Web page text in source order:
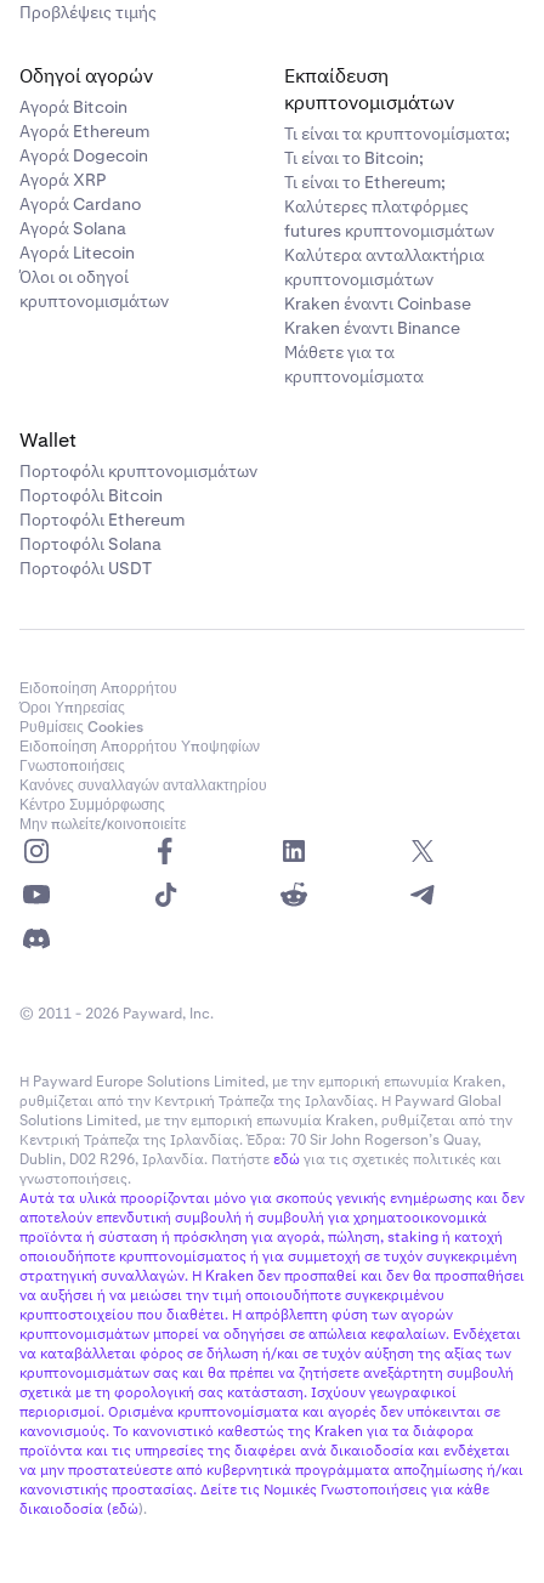
Προβλέψεις τιμής
Οδηγοί αγορών
Αγορά Bitcoin
Αγορά Ethereum
Αγορά Dogecoin
Αγορά XRP
Αγορά Cardano
Αγορά Solana
Αγορά Litecoin
Όλοι οι οδηγοί
κρυπτονομισμάτων
Εκπαίδευση
κρυπτονομισμάτων
Τι είναι τα κρυπτονομίσματα;
Τι είναι το Bitcoin;
Τι είναι το Ethereum;
Καλύτερες πλατφόρμες
futures κρυπτονομισμάτων
Καλύτερα ανταλλακτήρια
κρυπτονομισμάτων
Kraken έναντι Coinbase
Kraken έναντι Binance
Μάθετε για τα
κρυπτονομίσματα
Wallet
Πορτοφόλι κρυπτονομισμάτων
Πορτοφόλι Bitcoin
Πορτοφόλι Ethereum
Πορτοφόλι Solana
Πορτοφόλι USDT
Ειδοποίηση Απορρήτου
Όροι Υπηρεσίας
Ρυθμίσεις Cookies
Ειδοποίηση Απορρήτου Υποψηφίων
Γνωστοποιήσεις
Κανόνες συναλλαγών ανταλλακτηρίου
Κέντρο Συμμόρφωσης
Μην πωλείτε/κοινοποιείτε
© 2011 - 2026 Payward, Inc.
Η Payward Europe Solutions Limited, με την εμπορική επωνυμία Kraken,
ρυθμίζεται από την Κεντρική Τράπεζα της Ιρλανδίας. Η Payward Global
Solutions Limited, με την εμπορική επωνυμία Kraken, ρυθμίζεται από την
Κεντρική Τράπεζα της Ιρλανδίας. Έδρα: 70 Sir John Rogerson’s Quay,
Dublin, D02 R296, Ιρλανδία. Πατήστεεδώγια τις σχετικές πολιτικές και
γνωστοποιήσεις.
Αυτά τα υλικά προορίζονται μόνο για σκοπούς γενικής ενημέρωσης και δεν
αποτελούν επενδυτική συμβουλή ή συμβουλή για χρηματοοικονομικά
προϊόντα ή σύσταση ή πρόσκληση για αγορά, πώληση, staking ή κατοχή
οποιουδήποτε κρυπτονομίσματος ή για συμμετοχή σε τυχόν συγκεκριμένη
στρατηγική συναλλαγών. Η Kraken δεν προσπαθεί και δεν θα προσπαθήσει
να αυξήσει ή να μειώσει την τιμή οποιουδήποτε συγκεκριμένου
κρυπτοστοιχείου που διαθέτει. Η απρόβλεπτη φύση των αγορών
κρυπτονομισμάτων μπορεί να οδηγήσει σε απώλεια κεφαλαίων. Ενδέχεται
να καταβάλλεται φόρος σε δήλωση ή/και σε τυχόν αύξηση της αξίας των
κρυπτονομισμάτων σας και θα πρέπει να ζητήσετε ανεξάρτητη συμβουλή
σχετικά με τη φορολογική σας κατάσταση. Ισχύουν γεωγραφικοί
περιορισμοί. Ορισμένα κρυπτονομίσματα και αγορές δεν υπόκεινται σε
κανονισμούς. Το κανονιστικό καθεστώς της Kraken για τα διάφορα
προϊόντα και τις υπηρεσίες της διαφέρει ανά δικαιοδοσία και ενδέχεται
να μην προστατεύεστε από κυβερνητικά προγράμματα αποζημίωσης ή/και
κανονιστικής προστασίας. Δείτε τις Νομικές Γνωστοποιήσεις για κάθε
δικαιοδοσία (εδώ).